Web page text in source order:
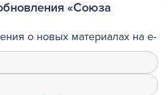
«Союза
о новых материалах на e-